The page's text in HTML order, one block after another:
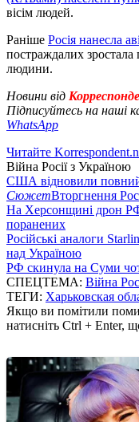
вісім людей.
Раніше Росія нанесла
постраждалих зростала
людини.
Новини від
Підписуйтесь на наші
WhatsApp
Читайте
Війна Росії з Україною
США відновили повний
СюжетВторгнення
На Херсонщині дрон
поранених
Російські аналоги
над Україною
РФ скинула на Суми
СПЕЦТЕМА: Війна
ТЕГИ: Харьковская
Якщо ви помітили
натисніть Ctrl + Enter,